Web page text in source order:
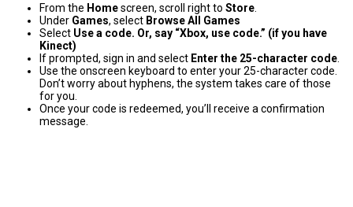
From the Homescreen, scroll right to Store
Under Games, select Browse All Games
Select Use a code. Or, say “Xbox, use code.” (if you have
Kinect)
If prompted, sign in and select Enter the 25-character code
Use the onscreen keyboard to enter your 25-character code.
Don’t worry about hyphens, the system takes care of those
for you.
Once your code is redeemed, you’ll receive a confirmation
message.